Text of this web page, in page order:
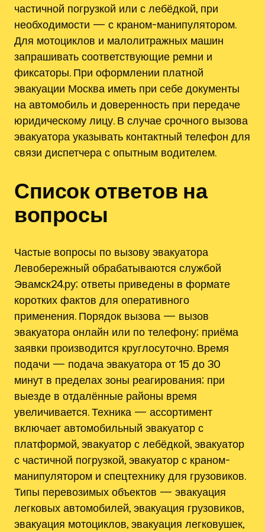
частичной погрузкой или с лебёдкой, при
необходимости — с краном-манипулятором.
Для мотоциклов и малолитражных машин
запрашивать соответствующие ремни и
фиксаторы. При оформлении платной
эвакуации Москва иметь при себе документы
на автомобиль и доверенность при передаче
юридическому лицу. В случае срочного вызова
эвакуатора указывать контактный телефон для
связи диспетчера с опытным водителем.
Список ответов на
вопросы
Частые вопросы по вызову эвакуатора
Левобережный обрабатываются службой
Эвамск24.ру; ответы приведены в формате
коротких фактов для оперативного
применения. Порядок вызова — вызов
эвакуатора онлайн или по телефону; приёма
заявки производится круглосуточно. Время
подачи — подача эвакуатора от 15 до 30
минут в пределах зоны реагирования; при
выезде в отдалённые районы время
увеличивается. Техника — ассортимент
включает автомобильный эвакуатор с
платформой, эвакуатор с лебёдкой, эвакуатор
с частичной погрузкой, эвакуатор с краном-
манипулятором и спецтехнику для грузовиков.
Типы перевозимых объектов — эвакуация
легковых автомобилей, эвакуация грузовиков,
эвакуация мотоциклов, эвакуация легковушек,